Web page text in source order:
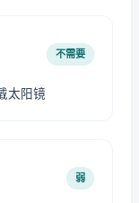
不需要
太阳镜
弱